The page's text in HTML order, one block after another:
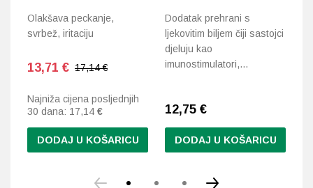
Olakšava peckanje,
svrbež, iritaciju
13,71 € 17,14 €
Najniža cijena posljednjih
30 dana: 17,14 €
DODAJ U KOŠARICU
Dodatak prehrani s
ljekovitim biljem čiji sastojci
djeluju kao
imunostimulatori,…
12,75 €
DODAJ U KOŠARICU